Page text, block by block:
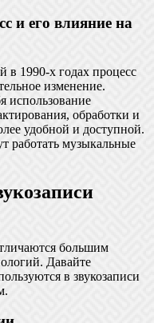
и его влияние на
в 1990-х годах процесс
изменение.
использование
обработки и
удобной и доступной.
работать музыкальные
большим
Давайте
в звукозаписи